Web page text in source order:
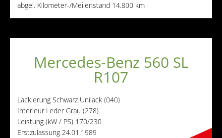
abgel. Kilometer-/Meilenstand 14.800 km
Mercedes-Benz 560 SL
R107
Lackierung Schwarz Unilack (040)
Interieur Leder Grau (278)
Leistung (kW / PS) 170/230
Erstzulassung 24.01.1989